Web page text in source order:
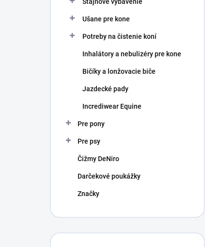
Ušane pre kone
Potreby na čistenie koní
Inhalátory a nebulizéry pre kone
Bičíky a lonžovacie biče
Jazdecké pady
Incrediwear Equine
Pre pony
Pre psy
Čižmy DeNiro
Darčekové poukážky
Značky